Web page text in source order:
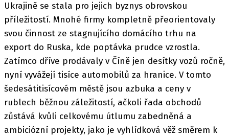
Ukrajině se stala pro jejich byznys obrovskou
příležitostí. Mnohé firmy kompletně přeorientovaly
svou činnost ze stagnujícího domácího trhu na
export do Ruska, kde poptávka prudce vzrostla.
Zatímco dříve prodávaly v Číně jen desítky vozů ročně,
nyní vyvážejí tisíce automobilů za hranice. V tomto
šedesátitisícovém městě jsou azbuka a ceny v
rublech běžnou záležitostí, ačkoli řada obchodů
zůstává kvůli celkovému útlumu zabedněná a
ambiciózní projekty, jako je vyhlídková věž směrem k